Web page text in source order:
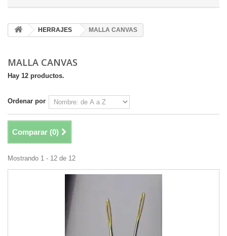
HERRAJES MALLA CANVAS
MALLA CANVAS
Hay 12 productos.
Ordenar por
Comparar (0)
Mostrando 1 - 12 de 12